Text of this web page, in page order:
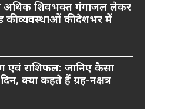
अधिक शिवभक्त गंगाजल लेकर
की व्यवस्थाओं की देशभर में
राशिफल: जानिए कैसा
क्या कहते हैं ग्रह-नक्षत्र